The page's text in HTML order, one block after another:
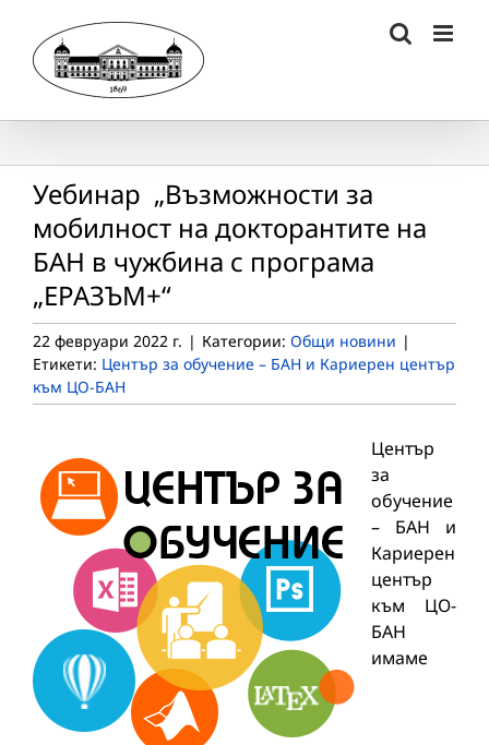
content
Уебинар „Възможности за
мобилност на докторантите на
БАН в чужбина с програма
„ЕРАЗЪМ+“
22 февруари 2022 г. | Категории: Общи новини |
Етикети: Център за обучение – БАН и Кариерен център
към ЦО-БАН
Център
за
обучение
– БАН и
Кариерен
център
към ЦО-
БАН
имаме